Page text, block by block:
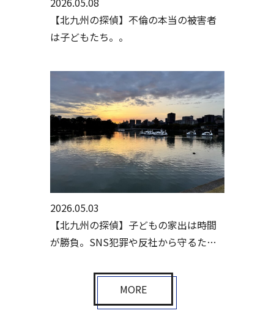
【北九州の探偵】不倫の本当の被害者
は子どもたち。。
2026.05.03
【北九州の探偵】子どもの家出は時間
が勝負。SNS犯罪や反社から守るため
MORE